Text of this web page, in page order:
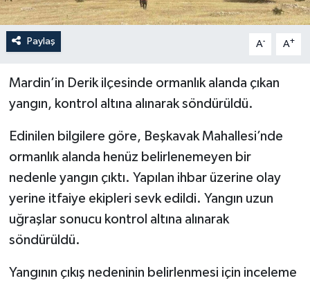
Paylaş A- A+
Mardin’in Derik ilçesinde ormanlık alanda çıkan
yangın, kontrol altına alınarak söndürüldü.
Edinilen bilgilere göre, Beşkavak Mahallesi’nde
ormanlık alanda henüz belirlenemeyen bir
nedenle yangın çıktı. Yapılan ihbar üzerine olay
yerine itfaiye ekipleri sevk edildi. Yangın uzun
uğraşlar sonucu kontrol altına alınarak
söndürüldü.
Yangının çıkış nedeninin belirlenmesi için inceleme